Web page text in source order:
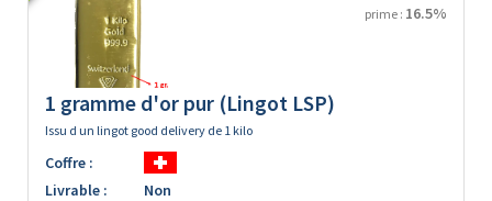
prime : 16.5%
1 gramme d'or pur (Lingot LSP)
Issu d un lingot good delivery de 1 kilo
Coffre :
Livrable :
Non